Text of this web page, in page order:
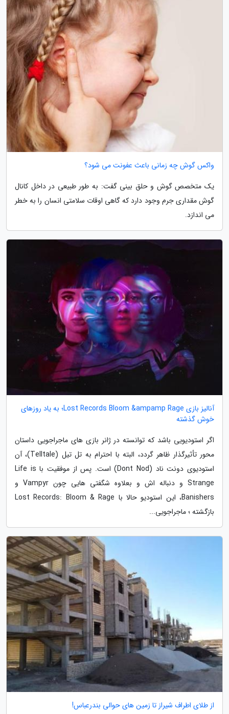
واکس گوش چه زمانی باعث عفونت می شود؟
یک متخصص گوش و حلق بینی گفت: به طور طبیعی در داخل کانال
گوش مقداری جرم وجود دارد که گاهی اوقات سلامتی انسان را به خطر
می اندازد.
آنالیز بازی Lost Records Bloom &ampamp Rage؛ به یاد روزهای
خوش گذشته
اگر استودیویی باشد که توانسته در ژانر بازی های ماجراجویی داستان
محور تأثیرگذار ظاهر گردد، البته با احترام به تل تیل (Telltale)، آن
استودیوی دونت ناد (Dont Nod) است. پس از موفقیت با Life is
Strange و دنباله اش و بعلاوه شگفتی هایی چون Vampyr و
Banishers، این استودیو حالا با Lost Records: Bloom & Rage
بازگشته ؛ ماجراجویی...
از طلای اطراف شیراز تا زمین های حوالی بندرعباس!